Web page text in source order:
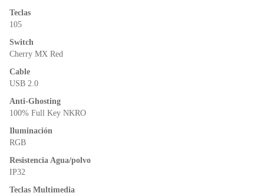
Teclas
105
Switch
Cherry MX Red
Cable
USB 2.0
Anti-Ghosting
100% Full Key NKRO
Iluminación
RGB
Resistencia Agua/polvo
IP32
Teclas Multimedia